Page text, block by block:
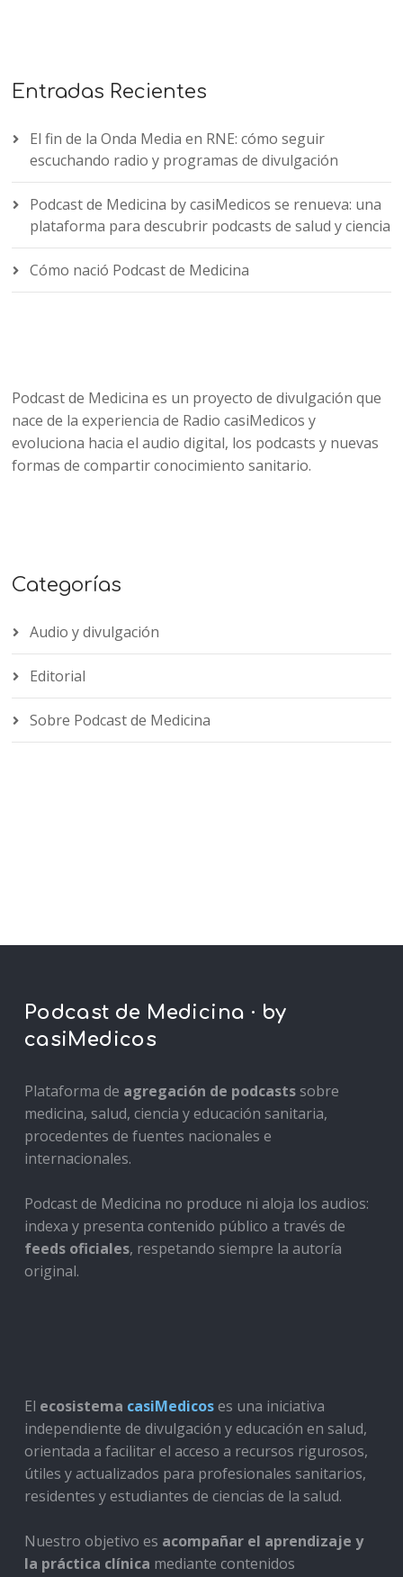
Entradas Recientes
El fin de la Onda Media en RNE: cómo seguir
escuchando radio y programas de divulgación
Podcast de Medicina by casiMedicos se renueva: una
plataforma para descubrir podcasts de salud y ciencia
Cómo nació Podcast de Medicina
Podcast de Medicina es un proyecto de divulgación que
nace de la experiencia de Radio casiMedicos y
evoluciona hacia el audio digital, los podcasts y nuevas
formas de compartir conocimiento sanitario.
Categorías
Audio y divulgación
Editorial
Sobre Podcast de Medicina
Podcast de Medicina · by
casiMedicos
Plataforma de agregación de podcastssobre
medicina, salud, ciencia y educación sanitaria,
procedentes de fuentes nacionales e
internacionales.
Podcast de Medicina no produce ni aloja los audios:
indexa y presenta contenido público a través de
feeds oficiales, respetando siempre la autoría
original.
El ecosistema casiMedicoses una iniciativa
independiente de divulgación y educación en salud,
orientada a facilitar el acceso a recursos rigurosos,
útiles y actualizados para profesionales sanitarios,
residentes y estudiantes de ciencias de la salud.
Nuestro objetivo es acompañar el aprendizaje y
la práctica clínica mediante contenidos